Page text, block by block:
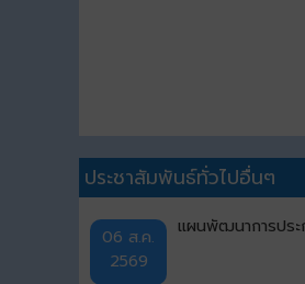
ประชาสัมพันธ์ทั่วไปอื่นๆ
06 ส.ค.
2569
แผนพัฒนาการปร